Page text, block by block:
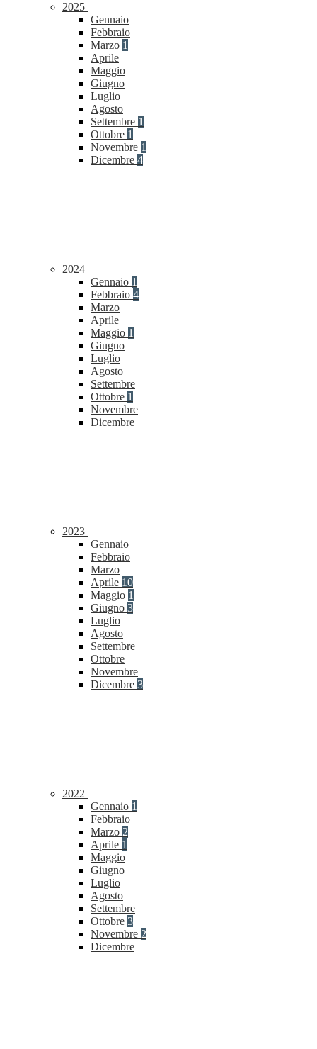
2025
Gennaio
Febbraio
Marzo 1
Aprile
Maggio
Giugno
Luglio
Agosto
Settembre 1
Ottobre 1
Novembre 1
Dicembre 4
2024
Gennaio 1
Febbraio 4
Marzo
Aprile
Maggio 1
Giugno
Luglio
Agosto
Settembre
Ottobre 1
Novembre
Dicembre
2023
Gennaio
Febbraio
Marzo
Aprile 10
Maggio 1
Giugno 3
Luglio
Agosto
Settembre
Ottobre
Novembre
Dicembre 3
2022
Gennaio 1
Febbraio
Marzo 2
Aprile 1
Maggio
Giugno
Luglio
Agosto
Settembre
Ottobre 3
Novembre 2
Dicembre